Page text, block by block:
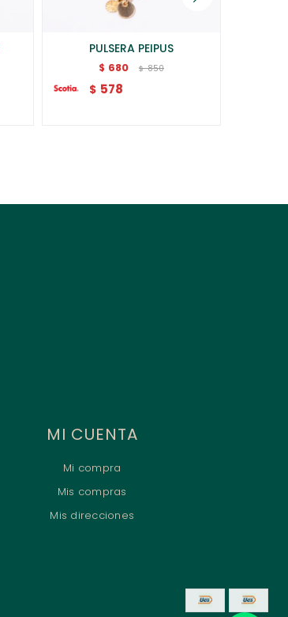
PULSERA PEIPUS
$ 680 $ 850
$ 578
MI CUENTA
Mi compra
Mis compras
Mis direcciones